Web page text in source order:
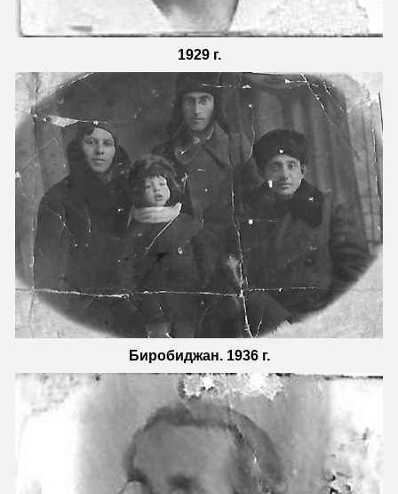
1929 г.
Биробиджан. 1936 г.